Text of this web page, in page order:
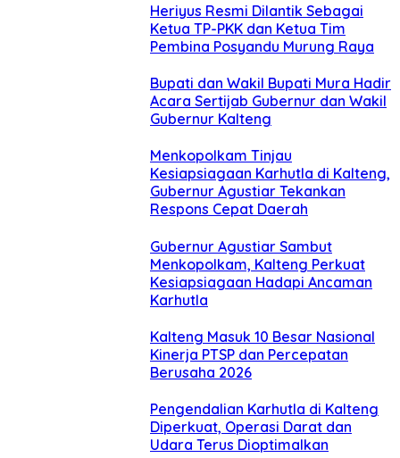
Heriyus Resmi Dilantik Sebagai
Ketua TP-PKK dan Ketua Tim
Pembina Posyandu Murung Raya
Bupati dan Wakil Bupati Mura Hadir
Acara Sertijab Gubernur dan Wakil
Gubernur Kalteng
Menkopolkam Tinjau
Kesiapsiagaan Karhutla di Kalteng,
Gubernur Agustiar Tekankan
Respons Cepat Daerah
Gubernur Agustiar Sambut
Menkopolkam, Kalteng Perkuat
Kesiapsiagaan Hadapi Ancaman
Karhutla
Kalteng Masuk 10 Besar Nasional
Kinerja PTSP dan Percepatan
Berusaha 2026
Pengendalian Karhutla di Kalteng
Diperkuat, Operasi Darat dan
Udara Terus Dioptimalkan